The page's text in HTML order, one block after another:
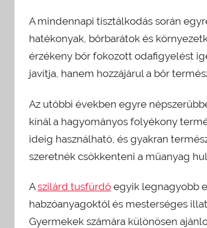
A mindennapi tisztálkodás során
hatékonyak, bőrbarátok és
érzékeny bőr fokozott odafigyelést
javítja, hanem hozzájárul a bőr
Az utóbbi években egyre
kínál a hagyományos folyékony
ideig használható, és gyakran
szeretnék csökkenteni a műanyag
Aszilárd tusfürdő egyik legnagyobb
habzóanyagoktól és mesterséges
Gyermekek számára különösen